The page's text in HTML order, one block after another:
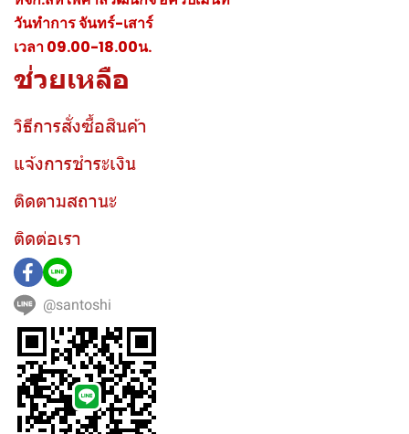
วันทำการ จันทร์-เสาร์
เวลา 09.00-18.00น.
ช่วยเหลือ
วิธีการสั่งซื้อสินค้า
แจ้งการชำระเงิน
ติดตามสถานะ
ติดต่อเรา
@santoshi